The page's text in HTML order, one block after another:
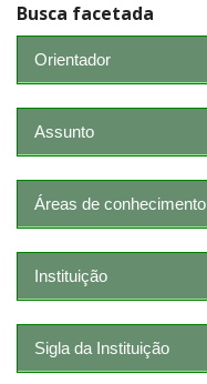
Busca facetada
Orientador
Assunto
Áreas de conhecimento
Instituição
Sigla da Instituição